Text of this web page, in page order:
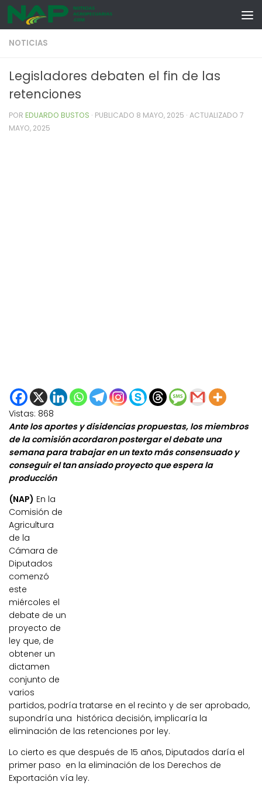
Skip to content
NOTICIAS
Legisladores debaten el fin de las
retenciones
POR EDUARDO BUSTOS · PUBLICADO 8 MAYO, 2025 · ACTUALIZADO 7
MAYO, 2025
Vistas: 868
Ante los aportes y disidencias propuestas, los miembros
de la comisión acordaron postergar el debate una
semana para trabajar en un texto más consensuado y
conseguir el tan ansiado proyecto que espera la
producción
(NAP) En la
Comisión de
Agricultura
de la
Cámara de
Diputados
comenzó
este
miércoles el
debate de un
proyecto de
ley que, de
obtener un
dictamen
conjunto de
varios
partidos, podría tratarse en el recinto y de ser aprobado,
supondría una histórica decisión, implicaría la
eliminación de las retenciones por ley.
Lo cierto es que después de 15 años, Diputados daría el
primer paso en la eliminación de los Derechos de
Exportación vía ley.